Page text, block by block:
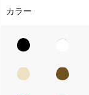
カラー